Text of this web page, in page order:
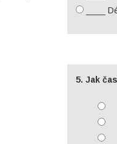
____
5. Jak